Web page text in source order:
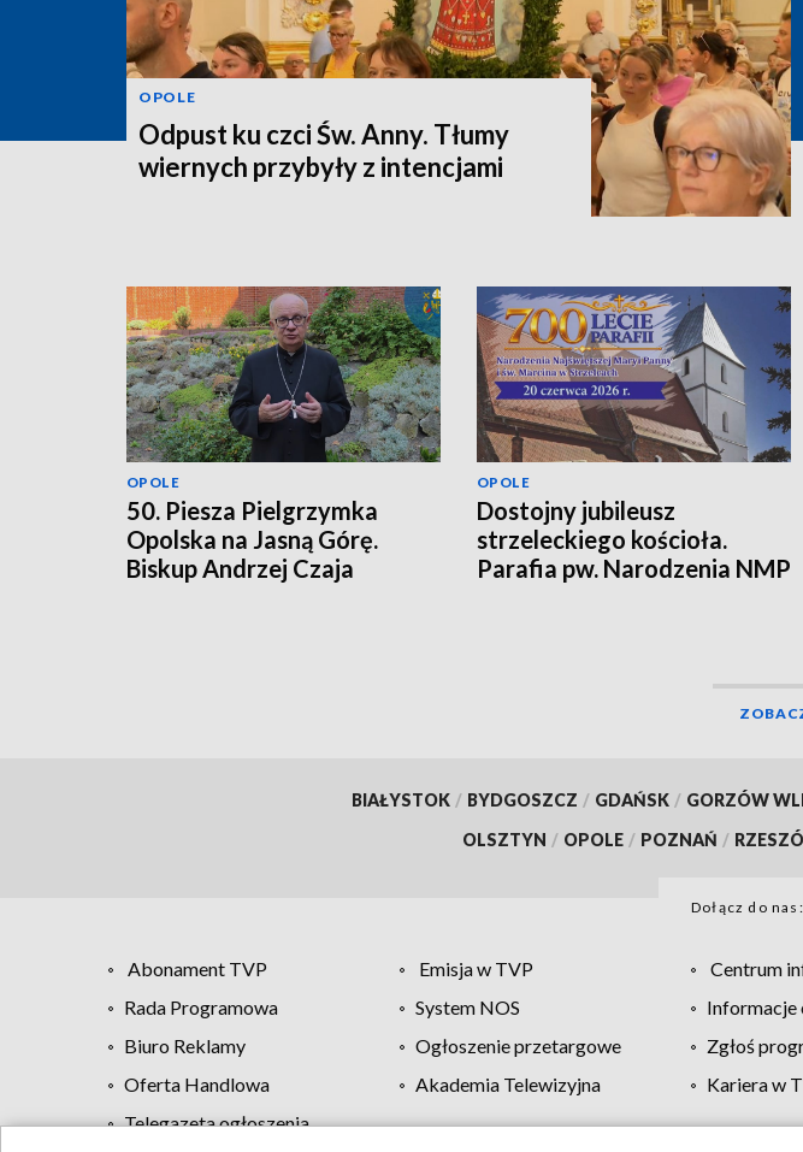
OPOLE
Odpust ku czci Św. Anny. Tłumy
wiernych przybyły z intencjami
OPOLE
50. Piesza Pielgrzymka
Opolska na Jasną Górę.
Biskup Andrzej Czaja
OPOLE
Dostojny jubileusz
strzeleckiego kościoła.
Parafia pw. Narodzenia NMP
BIAŁYSTOK / BYDGOSZCZ / GDAŃSK / GORZÓW
OLSZTYN / OPOLE / POZNAŃ /
Dołącz do nas:
Abonament TVP Emisja w TVP Centrum
Rada Programowa
System NOS Informacje
Biuro Reklamy
Ogłoszenie przetargowe Zgłoś
Oferta Handlowa
Akademia Telewizyjna Kariera w
Telegazeta ogłoszenia